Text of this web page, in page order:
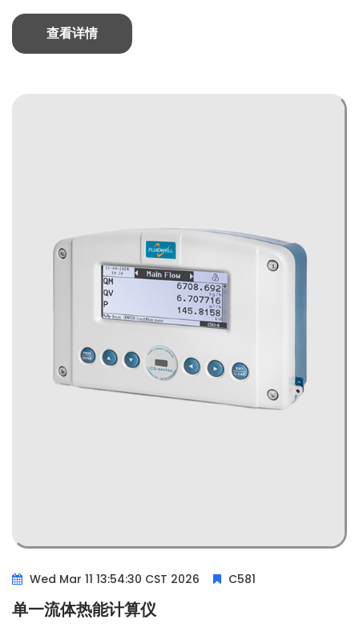
查看详情
Wed Mar 11 13:54:30 CST 2026 C581
单一流体热能计算仪